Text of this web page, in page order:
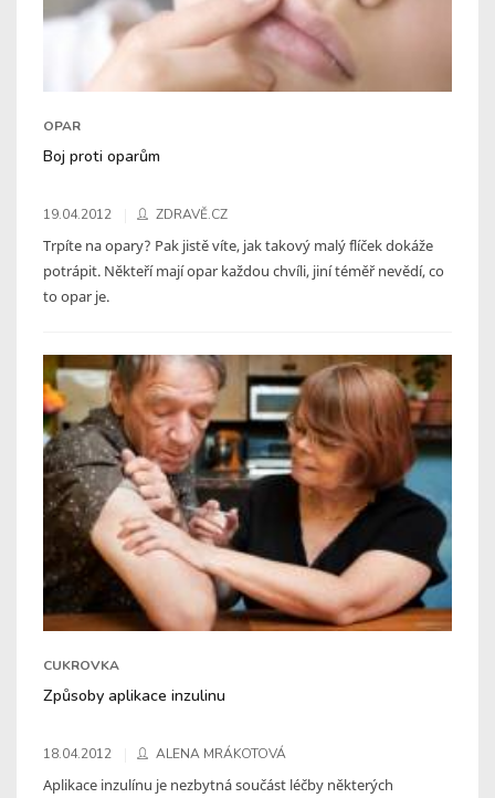
OPAR
Boj proti oparům
19.04.2012 ZDRAVĚ.CZ
Trpíte na opary? Pak jistě víte, jak takový malý flíček dokáže
potrápit. Někteří mají opar každou chvíli, jiní téměř nevědí, co
to opar je.
CUKROVKA
Způsoby aplikace inzulinu
18.04.2012 ALENA MRÁKOTOVÁ
Aplikace inzulínu je nezbytná součást léčby některých